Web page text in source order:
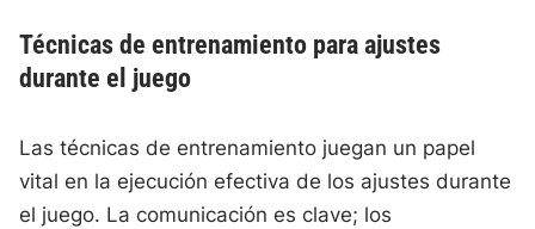
Técnicas de entrenamiento para ajustes
durante el juego
Las técnicas de entrenamiento juegan un papel
vital en la ejecución efectiva de los ajustes durante
el juego. La comunicación es clave; los